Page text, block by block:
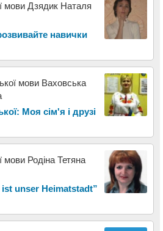
мови Дзядик Наталя
навички
мови Ваховська
Моя сім'я і друзі
мови Родіна Тетяна
ist unser Heimatstadt”